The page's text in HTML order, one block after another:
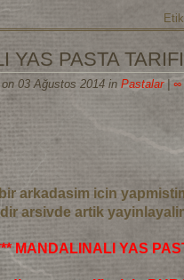
YAS PASTA
03 Ağustos 2014 in Pastalar ∞
arkadasim icin
arsivde artik
MANDALINALI YAS